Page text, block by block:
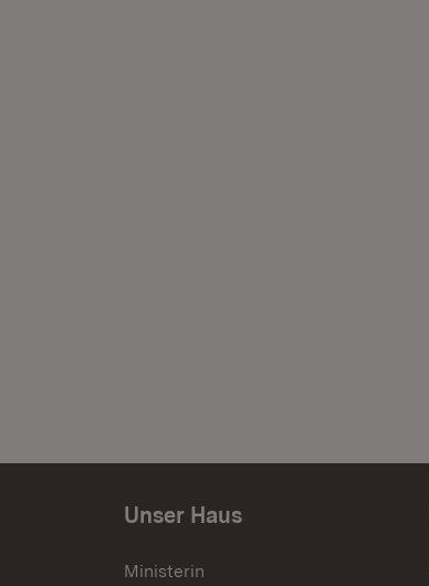
Unser Haus
Ministerin